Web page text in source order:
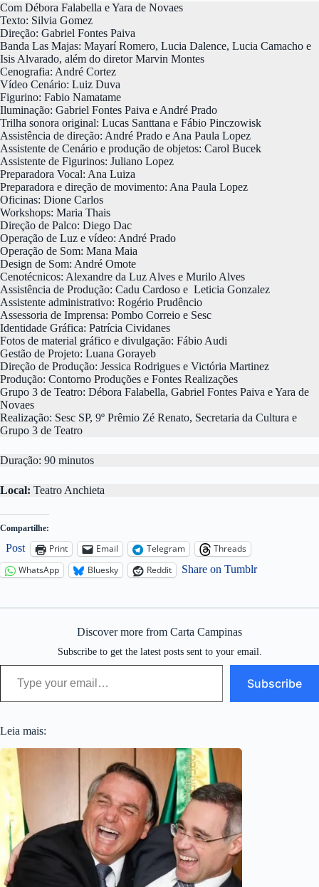
Com Débora Falabella e Yara de Novaes
Texto: Silvia Gomez
Direção: Gabriel Fontes Paiva
Banda Las Majas: Mayarí Romero, Lucia Dalence, Lucia Camacho e
Isis Alvarado, além do diretor Marvin Montes
Cenografia: André Cortez
Vídeo Cenário: Luiz Duva
Figurino: Fabio Namatame
Iluminação: Gabriel Fontes Paiva e André Prado
Trilha sonora original: Lucas Santtana e Fábio Pinczowisk
Assistência de direção: André Prado e Ana Paula Lopez
Assistente de Cenário e produção de objetos: Carol Bucek
Assistente de Figurinos: Juliano Lopez
Preparadora Vocal: Ana Luiza
Preparadora e direção de movimento: Ana Paula Lopez
Oficinas: Dione Carlos
Workshops: Maria Thais
Direção de Palco: Diego Dac
Operação de Luz e vídeo: André Prado
Operação de Som: Mana Maia
Design de Som: André Omote
Cenotécnicos: Alexandre da Luz Alves e Murilo Alves
Assistência de Produção: Cadu Cardoso e Leticia Gonzalez
Assistente administrativo: Rogério Prudêncio
Assessoria de Imprensa: Pombo Correio e Sesc
Identidade Gráfica: Patrícia Cividanes
Fotos de material gráfico e divulgação: Fábio Audi
Gestão de Projeto: Luana Gorayeb
Direção de Produção: Jessica Rodrigues e Victória Martinez
Produção: Contorno Produções e Fontes Realizações
Grupo 3 de Teatro: Débora Falabella, Gabriel Fontes Paiva e Yara de
Novaes
Realização: Sesc SP, 9º Prêmio Zé Renato, Secretaria da Cultura e
Grupo 3 de Teatro
Duração: 90 minutos
Local: Teatro Anchieta
Compartilhe:
Post Print Email Telegram
Threads
WhatsApp
Bluesky Reddit Share on Tumblr
Discover more from Carta Campinas
Subscribe to get the latest posts sent to your email.
Type your email…
Subscribe
Leia mais: